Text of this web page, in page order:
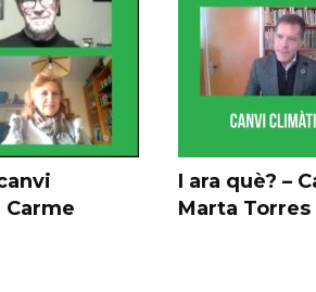
I ara què? –
Marta Torres